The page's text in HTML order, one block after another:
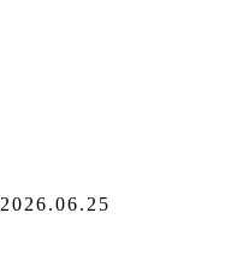
2026.06.25